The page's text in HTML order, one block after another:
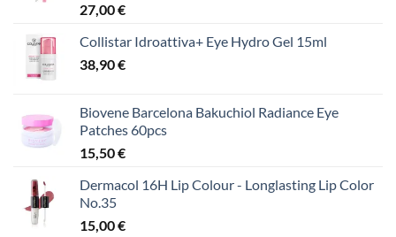
27,00€
Collistar Idroattiva+ Eye Hydro Gel 15ml
38,90€
Biovene Barcelona Bakuchiol Radiance Eye
Patches 60pcs
15,50€
Dermacol 16H Lip Colour - Longlasting Lip Color
No.35
15,00€